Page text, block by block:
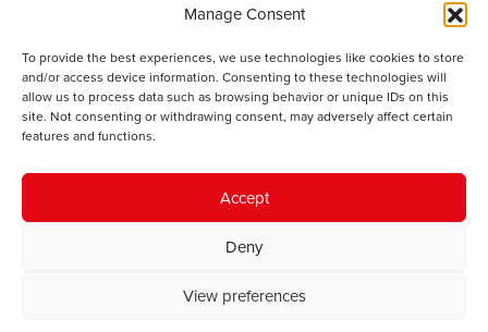
Manage Consent
To provide the best experiences, we use technologies like cookies to store
and/or access device information. Consenting to these technologies will
allow us to process data such as browsing behavior or unique IDs on this
site. Not consenting or withdrawing consent, may adversely affect certain
features and functions.
Accept
Deny
View preferences
Public Services
Economi
Y SMC
Cysylltwch â ni